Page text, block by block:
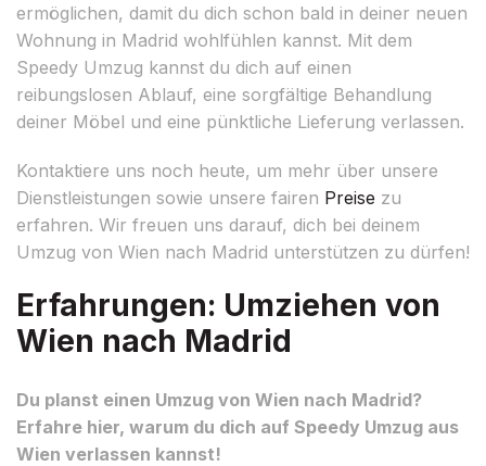
ermöglichen, damit du dich schon bald in deiner neuen
Wohnung in Madrid wohlfühlen kannst. Mit dem
Speedy Umzug kannst du dich auf einen
reibungslosen Ablauf, eine sorgfältige Behandlung
deiner Möbel und eine pünktliche Lieferung verlassen.
Kontaktiere uns noch heute, um mehr über unsere
Dienstleistungen sowie unsere fairen Preise zu
erfahren. Wir freuen uns darauf, dich bei deinem
Umzug von Wien nach Madrid unterstützen zu dürfen!
Erfahrungen: Umziehen von
Wien nach Madrid
Du planst einen Umzug von Wien nach Madrid?
Erfahre hier, warum du dich auf Speedy Umzug aus
Wien verlassen kannst!